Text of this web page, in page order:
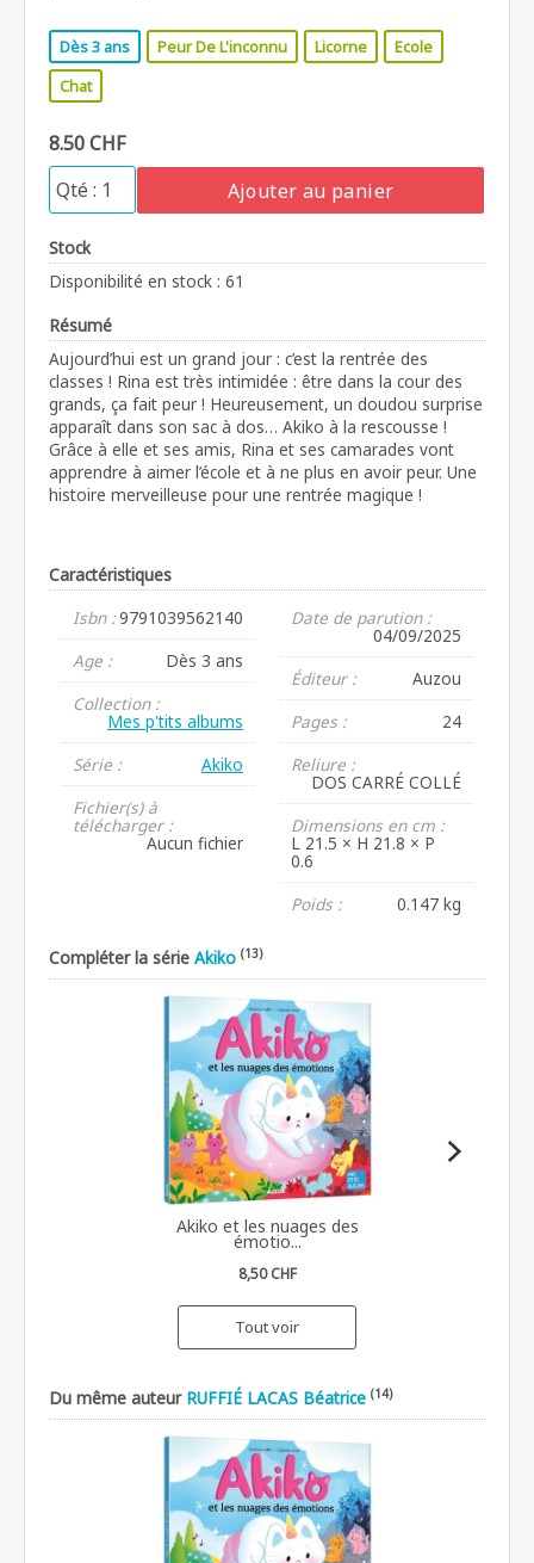
Dès 3 ans Peur De L'inconnu Licorne
Ecole
Chat
8.50 CHF
Ajouter au panier
Stock
Disponibilité en stock : 61
Résumé
Aujourd’hui est un grand jour : c’est la rentrée des
classes ! Rina est très intimidée : être dans la cour des
grands, ça fait peur ! Heureusement, un doudou surprise
apparaît dans son sac à dos… Akiko à la rescousse !
Grâce à elle et ses amis, Rina et ses camarades vont
apprendre à aimer l’école et à ne plus en avoir peur. Une
histoire merveilleuse pour une rentrée magique !
Caractéristiques
Isbn :9791039562140
Age :
Dès 3 ans
Collection :
Mes p'tits albums
Série :
Akiko
Fichier(s) à
télécharger :
Aucun fichier
Date de parution :
04/09/2025
Éditeur :
Auzou
Pages :
24
Reliure :
DOS CARRÉ COLLÉ
Dimensions en cm :
L 21.5 × H 21.8 × P
0.6
Poids :
0.147 kg
Compléter la série Akiko (13)
Akiko et les nuages des
émotio...
8,50 CHF
Tout voir
Du même auteur RUFFIÉ LACAS Béatrice (14)